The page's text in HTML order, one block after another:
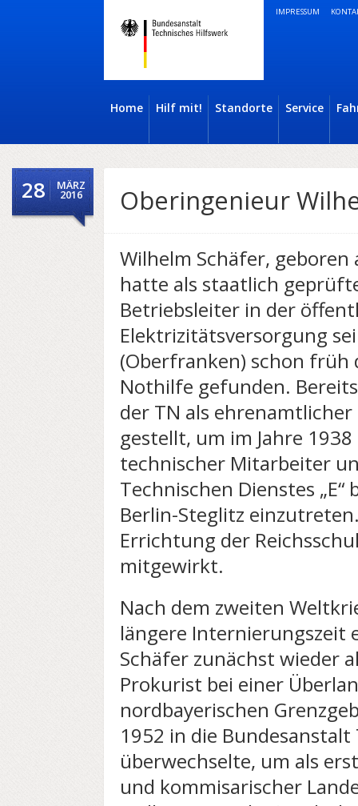
IMPRESSUM
Home Hilf mit! Standorte Service
28 MÄRZ
2016 Oberingenieur
Wilhelm Schäfer,
hatte als staatlich
Betriebsleiter in der
Elektrizitätsversorgung
(Oberfranken) schon früh
Nothilfe gefunden.
der TN als
gestellt, um im Jahre
technischer Mitarbeiter
Technischen Dienstes
Berlin-Steglitz
Errichtung der
mitgewirkt.
Nach dem zweiten
längere Internierungszeit
Schäfer zunächst wieder
Prokurist bei einer
nordbayerischen
1952 in die
überwechselte, um als
und kommisarischer